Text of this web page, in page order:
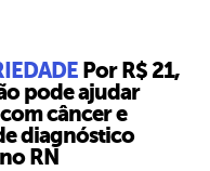
Por R$ 21,
pode ajudar
câncer e
diagnóstico
RN